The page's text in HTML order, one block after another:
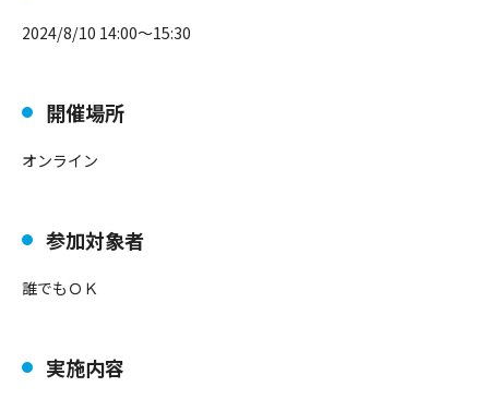
2024/8/10 14:00～15:30
開催場所
オンライン
参加対象者
誰でもＯＫ
実施内容